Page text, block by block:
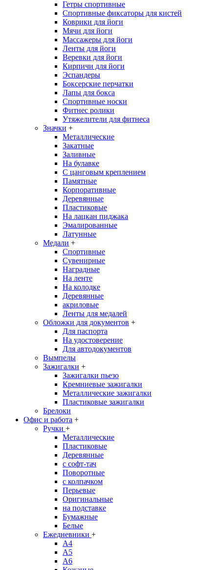
Гетры спортивные
Спортивные фиксаторы для кистей
Коврики для йоги
Мячи для йоги
Массажеры для йоги
Ленты для йоги
Веревки для йоги
Кирпичи для йоги
Эспандеры
Боксерские перчатки
Лапы для бокса
Спортивные носки
Фитнес ролики
Утяжелители для фитнеса
Значки +
Металлические
Закатные
Заливные
На булавке
С цанговым креплением
Памятные
Корпоративные
Деревянные
Пластиковые
На лацкан пиджака
Эмалированные
Латунные
Медали +
Спортивные
Сувенирные
Наградные
На ленте
На колодке
Деревянные
акриловые
Ленты для медалей
Обложки для документов +
Для паспорта
На удостоверение
Для автодокументов
Вымпелы
Зажигалки +
Зажигалки пьезо
Кремниевые зажигалки
Металлические зажигалки
Пластиковые зажигалки
Брелоки
Офис и работа +
Ручки +
Металлические
Пластиковые
Деревянные
с софт-тач
Поворотные
с колпачком
Перьевые
Оригинальные
на подставке
Бумажные
Белые
Ежедневники +
A4
A5
A6